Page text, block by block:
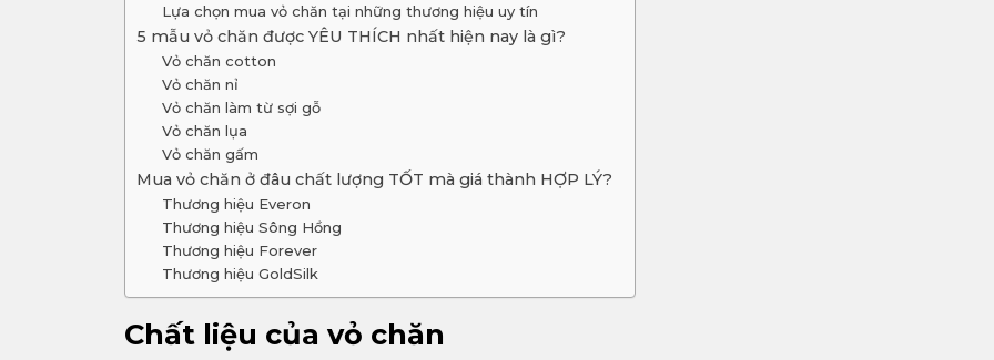
Lựa chọn mua vỏ chăn tại những thương hiệu uy tín
5 mẫu vỏ chăn được YÊU THÍCH nhất hiện nay là gì?
Vỏ chăn cotton
Vỏ chăn nỉ
Vỏ chăn làm từ sợi gỗ
Vỏ chăn lụa
Vỏ chăn gấm
Mua vỏ chăn ở đâu chất lượng TỐT mà giá thành HỢP LÝ?
Thương hiệu Everon
Thương hiệu Sông Hồng
Thương hiệu Forever
Thương hiệu GoldSilk
Chất liệu của vỏ chăn